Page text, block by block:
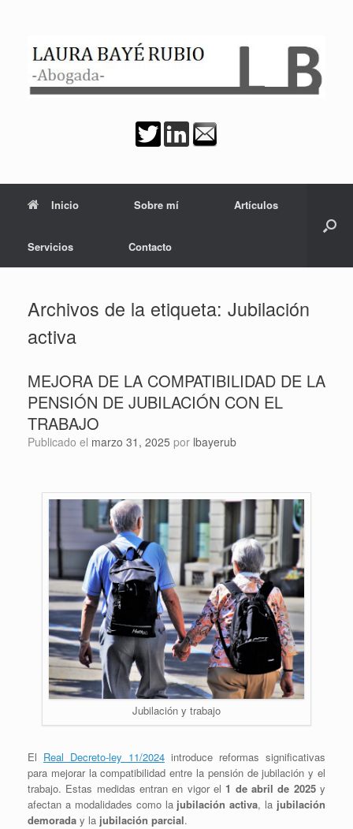
Inicio Sobre mí Artículos
Servicios Contacto
Archivos de la etiqueta: Jubilación
activa
MEJORA DE LA COMPATIBILIDAD DE LA
PENSIÓN DE JUBILACIÓN CON EL
TRABAJO
Publicado el marzo 31, 2025 por lbayerub
Jubilación y trabajo
El Real Decreto-ley 11/2024 introduce reformas significativas
para mejorar la compatibilidad entre la pensión de jubilación y el
trabajo. Estas medidas entran en vigor el 1 de abril de 2025y
afectan a modalidades como la jubilación activa, la jubilación
demorada y la jubilación parcial.